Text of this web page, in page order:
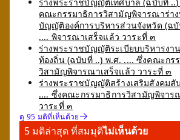
คณะกรรมาธิการวิสามัญพิจารณาร่า
บัญญัติองค์การบริหารส่วนจังหวัด (ฉ
.... พิจารณาเสร็จแล้ว วาระที่ ๓
ร่างพระราชบัญญัติระเบียบบริหารงา
ท้องถิ่น (ฉบับที่ ..) พ.ศ. .... ซึ่งคณะกร
วิสามัญพิจารณาเสร็จแล้ว วาระที่ ๓
ร่างพระราชบัญญัติสร้างเสริมสังคมสั
.... ซึ่งคณะกรรมาธิการวิสามัญพิจาร
วาระที่ ๓
ดู 95 มติที่เห็นด้วย
5 มติล่าสุด ที่สมมุติไม่เห็นด้วย